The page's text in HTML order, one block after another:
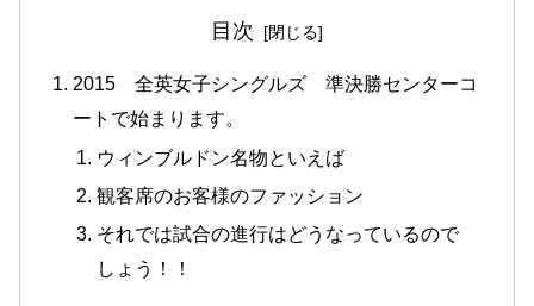
目次
2015 全英女子シングルズ 準決勝センターコ
ートで始まります。
ウィンブルドン名物といえば
観客席のお客様のファッション
それでは試合の進行はどうなっているので
しょう！！